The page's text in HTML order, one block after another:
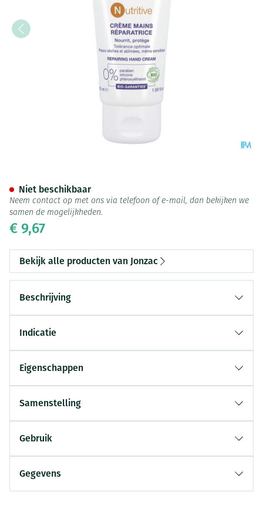
€ 9,67
Niet beschikbaar
Neem contact op met ons via telefoon of e-mail, dan bekijken we
samen de mogelijkheden.
Bekijk alle producten van Jonzac
Beschrijving
Indicatie
Eigenschappen
Samenstelling
Gebruik
Gegevens